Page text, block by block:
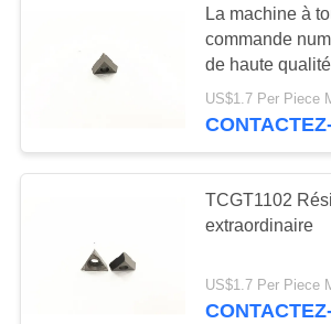
Insertions de
perceuse d'U
Outils de coupe
La machine à
commande
de haute
insère une
et lisse
US$1.7 Per Piece
TCGT1102
extraordinaire
US$1.7 Per Piece